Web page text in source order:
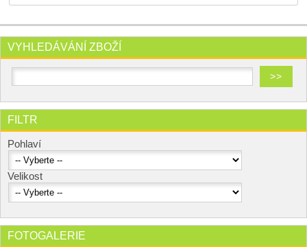
VYHLEDÁVÁNÍ ZBOŽÍ
FILTR
Pohlaví
Velikost
FOTOGALERIE